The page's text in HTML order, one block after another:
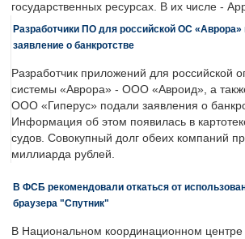
государственных ресурсах. В их числе -
Разработчики ПО для российской ОС «Аврора»
заявление о банкротстве
Разработчик приложений для российской
системы «Аврора» - ООО «Авроид», а
ООО «Гиперус» подали заявления о
Информация об этом появилась в
судов. Совокупный долг обеих компаний
миллиарда рублей.
В ФСБ рекомендовали откаться от
браузера "Спутник"
В Национальном координационном центре